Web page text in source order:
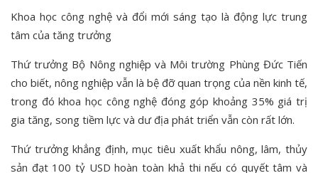
Khoa học công nghệ và đổi mới sáng tạo là động lực trung
tâm của tăng trưởng
Thứ trưởng Bộ Nông nghiệp và Môi trường Phùng Đức Tiến
cho biết, nông nghiệp vẫn là bệ đỡ quan trọng của nền kinh tế,
trong đó khoa học công nghệ đóng góp khoảng 35% giá trị
gia tăng, song tiềm lực và dư địa phát triển vẫn còn rất lớn.
Thứ trưởng khẳng định, mục tiêu xuất khẩu nông, lâm, thủy
sản đạt 100 tỷ USD hoàn toàn khả thi nếu có quyết tâm và